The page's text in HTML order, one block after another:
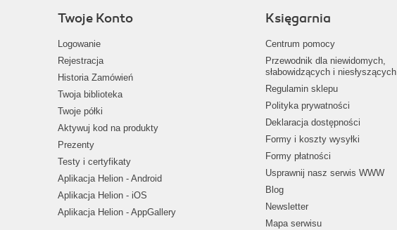
Twoje Konto
Logowanie
Rejestracja
Historia Zamówień
Twoja biblioteka
Twoje półki
Aktywuj kod na produkty
Prezenty
Testy i certyfikaty
Aplikacja Helion - Android
Aplikacja Helion - iOS
Aplikacja Helion - AppGallery
Księgarnia
Centrum pomocy
Przewodnik dla niewidomych,
słabowidzących i niesłyszących
Regulamin sklepu
Polityka prywatności
Deklaracja dostępności
Formy i koszty wysyłki
Formy płatności
Usprawnij nasz serwis WWW
Blog
Newsletter
Mapa serwisu